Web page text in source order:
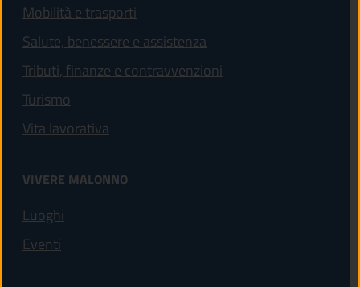
Mobilità e trasporti
Salute, benessere e assistenza
Tributi, finanze e contravvenzioni
Turismo
Vita lavorativa
VIVERE MALONNO
Luoghi
Eventi